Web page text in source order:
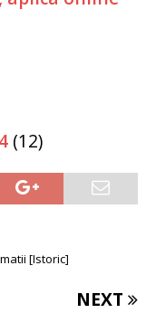
(12)
[Istoric]
NEXT